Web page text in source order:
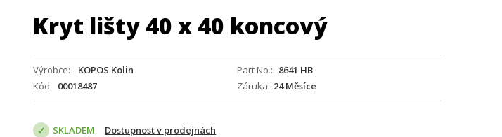
Kryt lišty 40 x 40 koncový
Výrobce KOPOS Kolin Part No.
8641 HB
Kód
00018487 Záruka 24 Měsíce
SKLADEM Dostupnost v prodejnách